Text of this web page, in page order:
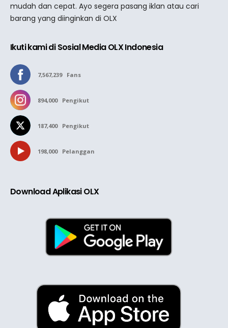
mudah dan cepat. Ayo segera pasang iklan atau cari
barang yang diinginkan di OLX
Ikuti kami di Sosial Media OLX Indonesia
7,567,239 Fans
894,000 Pengikut
187,400 Pengikut
198,000 Pelanggan
Download Aplikasi OLX